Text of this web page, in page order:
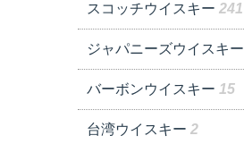
スコッチウイスキー 241
ジャパニーズウイスキー
バーボンウイスキー 15
台湾ウイスキー 2